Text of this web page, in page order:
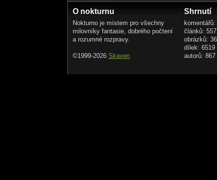
O nokturnu
Nokturno je místem pro všechny
milovníky fantasie, dobrého počtení
a rozumné rozpravy.
©1999-2026 Skaven
Shrnutí
článků: 557
obrázků:
dílek: 6519
autorů: 867